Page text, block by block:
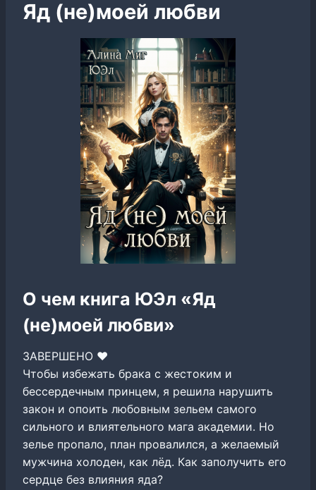
Яд (не)моей любви
О чем книга ЮЭл «Яд
(не)моей любви»
ЗАВЕРШЕНО ‍❤️‍
Чтобы избежать брака с жестоким и
бессердечным принцем, я решила нарушить
закон и опоить любовным зельем самого
сильного и влиятельного мага академии. Но
зелье пропало, план провалился, а желаемый
мужчина холоден, как лёд. Как заполучить его
сердце без влияния яда?